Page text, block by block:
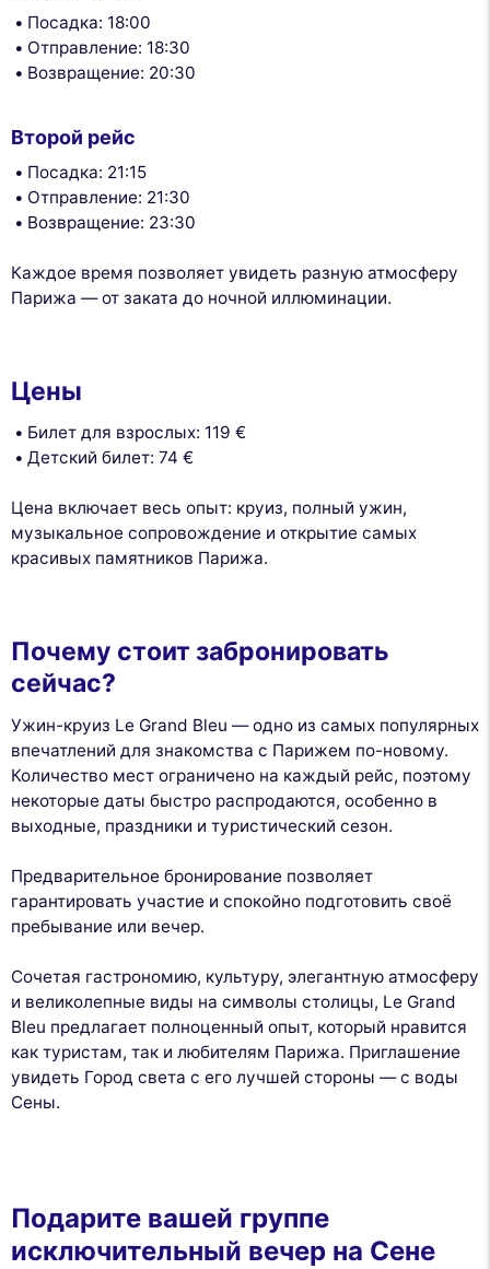
Посадка: 18:00
Отправление: 18:30
Возвращение: 20:30
Второй рейс
Посадка: 21:15
Отправление: 21:30
Возвращение: 23:30
Каждое время позволяет увидеть разную атмосферу
Парижа — от заката до ночной иллюминации.
Цены
Билет для взрослых: 119 €
Детский билет: 74 €
Цена включает весь опыт: круиз, полный ужин,
музыкальное сопровождение и открытие самых
красивых памятников Парижа.
Почему стоит забронировать
сейчас?
Ужин-круиз Le Grand Bleu — одно из самых популярных
впечатлений для знакомства с Парижем по-новому.
Количество мест ограничено на каждый рейс, поэтому
некоторые даты быстро распродаются, особенно в
выходные, праздники и туристический сезон.
Предварительное бронирование позволяет
гарантировать участие и спокойно подготовить своё
пребывание или вечер.
Сочетая гастрономию, культуру, элегантную атмосферу
и великолепные виды на символы столицы, Le Grand
Bleu предлагает полноценный опыт, который нравится
как туристам, так и любителям Парижа. Приглашение
увидеть Город света с его лучшей стороны — с воды
Сены.
Подарите вашей группе
исключительный вечер на Сене